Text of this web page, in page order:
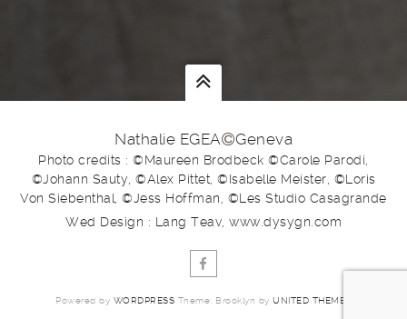
Nathalie EGEA Geneva
Photo credits : ©Maureen Brodbeck ©Carole Parodi,
©Johann Sauty, ©Alex Pittet, ©Isabelle Meister, ©Loris
Von Siebenthal, ©Jess Hoffman, ©Les Studio Casagrande
Wed Design : Lang Teav, www.dysygn.com
Powered by WORDPRESS Theme: Brooklyn byUNITED THEMES